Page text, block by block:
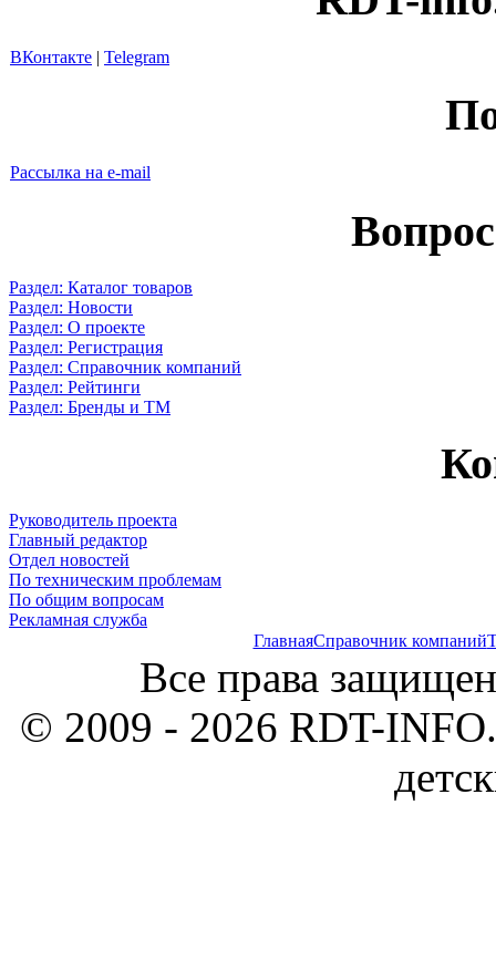
ВКонтакте | Telegram
Рассылка на e-mail
Раздел: Каталог товаров
Раздел: Новости
Раздел: О проекте
Раздел: Регистрация
Раздел: Справочник компаний
Раздел: Рейтинги
Раздел: Бренды и ТМ
Руководитель проекта
Главный редактор
Отдел новостей
По техническим проблемам
По общим вопросам
Рекламная служба
ГлавнаяСправочник компаний
Все права
© 2009 - 2026 RDT-